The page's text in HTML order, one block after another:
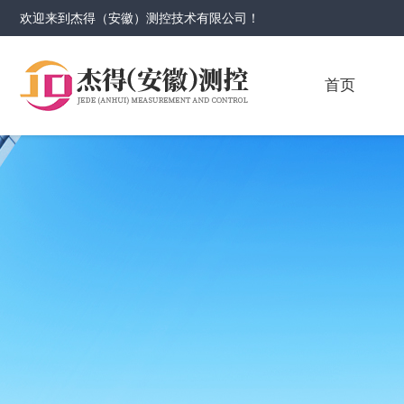
欢迎来到杰得（安徽）测控技术有限公司 ！
首页